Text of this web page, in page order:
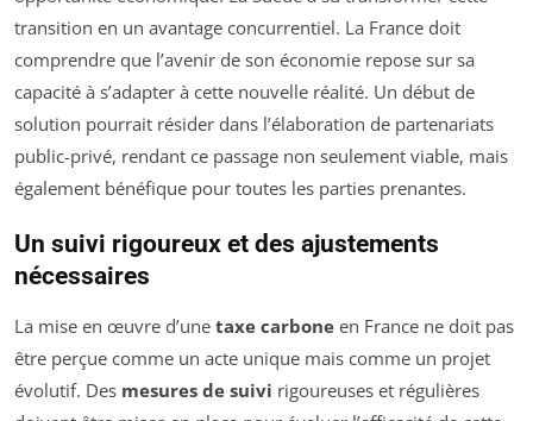
transition en un avantage concurrentiel. La France doit
comprendre que l’avenir de son économie repose sur sa
capacité à s’adapter à cette nouvelle réalité. Un début de
solution pourrait résider dans l’élaboration de partenariats
public-privé, rendant ce passage non seulement viable, mais
également bénéfique pour toutes les parties prenantes.
Un suivi rigoureux et des ajustements
nécessaires
La mise en œuvre d’une taxe carbone en France ne doit pas
être perçue comme un acte unique mais comme un projet
évolutif. Des mesures de suivi rigoureuses et régulières